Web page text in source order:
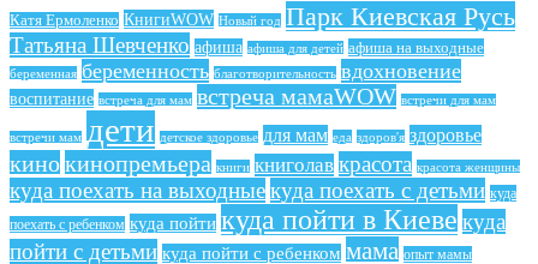
Катя Ермоленко КнигиWOW Новый год Парк Киевская Русь
Татьяна Шевченко афиша афиша для детей афиша на выходные
беременная беременность благотворительность вдохновение
воспитание встреча для мам встреча мамаWOW встречи для мам
встречи мам дети детское здоровье для мам еда здоров'я здоровье
кинокинопремьера книги книголав красота красота женщины
куда поехать на выходныекуда поехать с детьми куда
поехать с ребенком куда пойти куда пойти в Киеве куда
пойти с детьми куда пойти с ребенком мама опыт мамы